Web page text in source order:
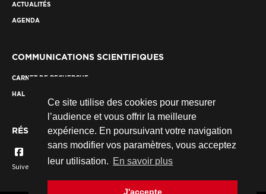
Ce site utilise des cookies pour mesurer
l’audience et vous offrir la meilleure
expérience. En poursuivant votre navigation
sans modifier vos paramètres, vous acceptez
leur utilisation. En savoir plus
J'accepte
ACTUALITÉS
AGENDA
COMMUNICATIONS SCIENTIFIQUES
CARNET DE RECHERCHE
HAL
RÉSEAUX SOCIAUX
Suivez nous...